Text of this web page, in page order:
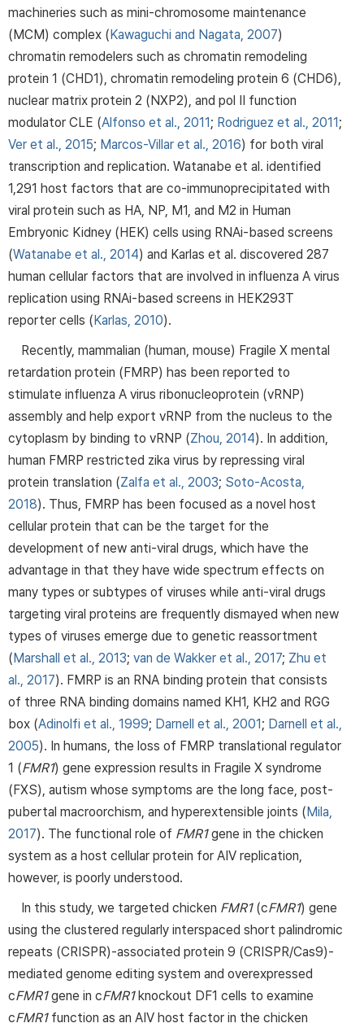
machineries such as mini-chromosome maintenance
(MCM) complex (Kawaguchi and Nagata, 2007)
chromatin remodelers such as chromatin remodeling
protein 1 (CHD1), chromatin remodeling protein 6 (CHD6),
nuclear matrix protein 2 (NXP2), and pol II function
modulator CLE (Alfonso et al., 2011; Rodriguez et al., 2011;
Ver et al., 2015; Marcos-Villar et al., 2016) for both viral
transcription and replication. Watanabe et al. identified
1,291 host factors that are co-immunoprecipitated with
viral protein such as HA, NP, M1, and M2 in Human
Embryonic Kidney (HEK) cells using RNAi-based screens
(Watanabe et al., 2014) and Karlas et al. discovered 287
human cellular factors that are involved in influenza A virus
replication using RNAi-based screens in HEK293T
reporter cells (Karlas, 2010).
Recently, mammalian (human, mouse) Fragile X mental
retardation protein (FMRP) has been reported to
stimulate influenza A virus ribonucleoprotein (vRNP)
assembly and help export vRNP from the nucleus to the
cytoplasm by binding to vRNP (Zhou, 2014). In addition,
human FMRP restricted zika virus by repressing viral
protein translation (Zalfa et al., 2003; Soto-Acosta,
2018). Thus, FMRP has been focused as a novel host
cellular protein that can be the target for the
development of new anti-viral drugs, which have the
advantage in that they have wide spectrum effects on
many types or subtypes of viruses while anti-viral drugs
targeting viral proteins are frequently dismayed when new
types of viruses emerge due to genetic reassortment
(Marshall et al., 2013; van de Wakker et al., 2017; Zhu et
al., 2017). FMRP is an RNA binding protein that consists
of three RNA binding domains named KH1, KH2 and RGG
box (Adinolfi et al., 1999; Darnell et al., 2001; Darnell et al.,
2005). In humans, the loss of FMRP translational regulator
1 (FMR1) gene expression results in Fragile X syndrome
(FXS), autism whose symptoms are the long face, post-
pubertal macroorchism, and hyperextensible joints (Mila,
2017). The functional role of FMR1gene in the chicken
system as a host cellular protein for AIV replication,
however, is poorly understood.
In this study, we targeted chicken FMR1(cFMR1) gene
using the clustered regularly interspaced short palindromic
repeats (CRISPR)-associated protein 9 (CRISPR/Cas9)-
mediated genome editing system and overexpressed
cFMR1gene in cFMR1knockout DF1 cells to examine
cFMR1function as an AIV host factor in the chicken